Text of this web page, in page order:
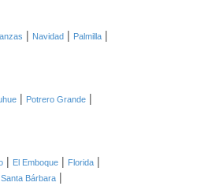
| Navidad | Palmilla |
| Potrero Grande |
| El Emboque | Florida |
Santa Bárbara |